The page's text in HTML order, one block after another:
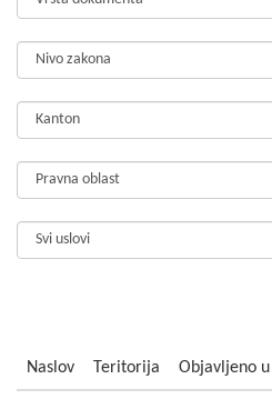
Naslov Teritorija Objavljeno u